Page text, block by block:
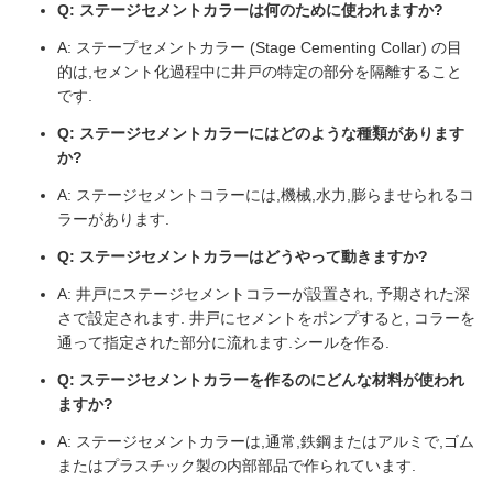
Q: ステージセメントカラーは何のために使われますか?
A: ステープセメントカラー (Stage Cementing Collar) の目
的は,セメント化過程中に井戸の特定の部分を隔離すること
です.
Q: ステージセメントカラーにはどのような種類があります
か?
A: ステージセメントコラーには,機械,水力,膨らませられるコ
ラーがあります.
Q: ステージセメントカラーはどうやって動きますか?
A: 井戸にステージセメントコラーが設置され, 予期された深
さで設定されます. 井戸にセメントをポンプすると, コラーを
通って指定された部分に流れます.シールを作る.
Q: ステージセメントカラーを作るのにどんな材料が使われ
ますか?
A: ステージセメントカラーは,通常,鉄鋼またはアルミで,ゴム
またはプラスチック製の内部部品で作られています.